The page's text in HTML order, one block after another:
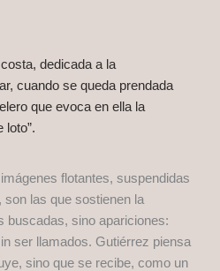
dedicada a la
cuando se queda prendada
que evoca en ella la
loto”.
flotantes, suspendidas
son las que sostienen la
buscadas, sino apariciones:
ser llamados. Gutiérrez piensa
sino que se recibe, como un